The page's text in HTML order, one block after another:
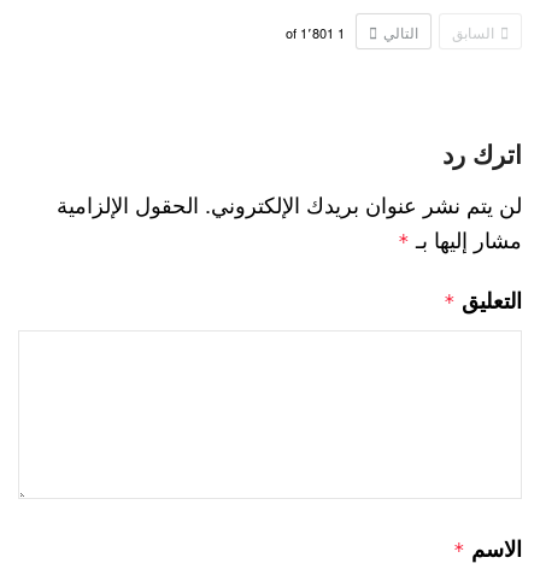
السابق التالي 1 1٬801
اترك رد
لن يتم نشر عنوان بريدك الإلكتروني. الحقول الإلزامية
مشار إليها بـ *
التعليق *
الاسم *